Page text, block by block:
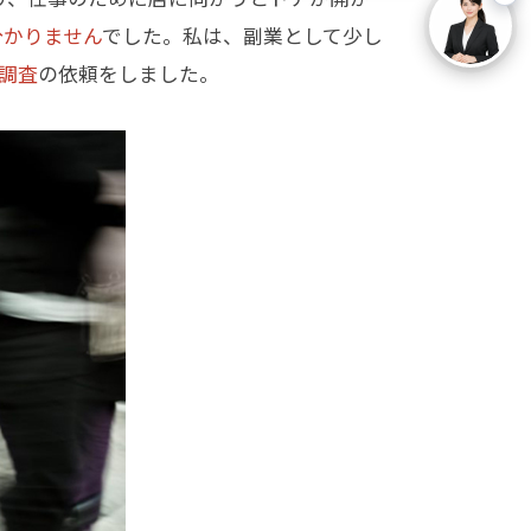
りませんでした。私は、副業として少し
査の依頼をしました。